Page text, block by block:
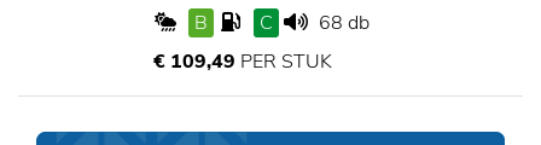
B
C
68 db
€ 109,49 PER STUK